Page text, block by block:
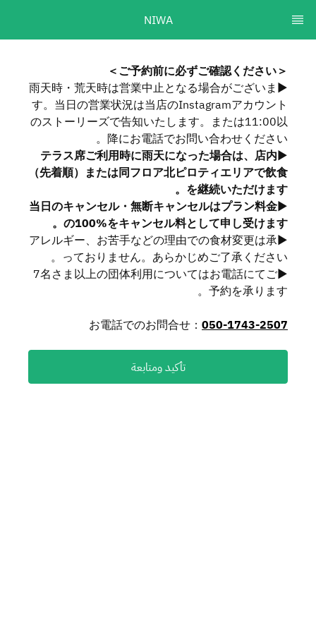
NIWA
＜ご予約前に必ずご確認ください＞
▶︎雨天時・荒天時は営業中止となる場合がございま
す。当日の営業状況は当店のInstagramアカウント
のストーリーズで告知いたします。または11:00以
降にお電話でお問い合わせください。
▶︎
テラス席ご利用時に雨天になった場合は、店内
（先着順）または同フロア北ピロティエリアで飲食
を継続いただけます。
▶︎
当日のキャンセル・無断キャンセルはプラン料金
の100%をキャンセル料として申し受けます。
▶︎アレルギー、お苦手などの理由での食材変更は承
っておりません。あらかじめご了承ください。
▶︎7名さま以上の団体利用についてはお電話にてご
予約を承ります。
お電話でのお問合せ： 050-1743-2507
تأكيد ومتابعة